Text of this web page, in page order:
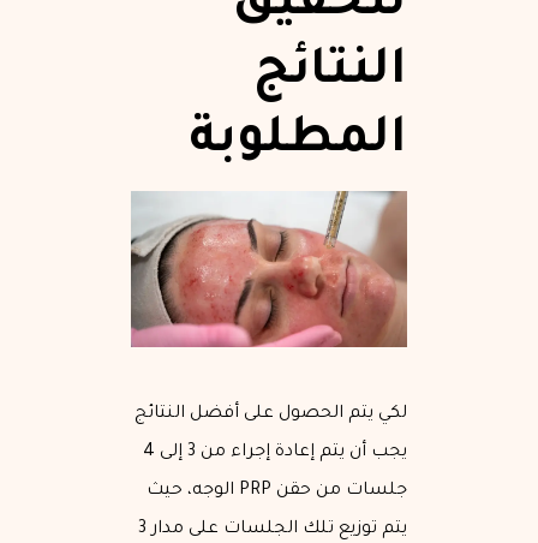
النتائج
المطلوبة
لكي يتم الحصول على أفضل النتائج
يجب أن يتم إعادة إجراء من 3 إلى 4
جلسات من حقن PRP الوجه، حيث
يتم توزيع تلك الجلسات على مدار 3